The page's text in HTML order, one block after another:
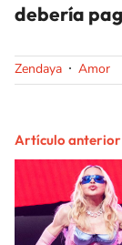
debería
Zendaya Amor
Artículo anterior